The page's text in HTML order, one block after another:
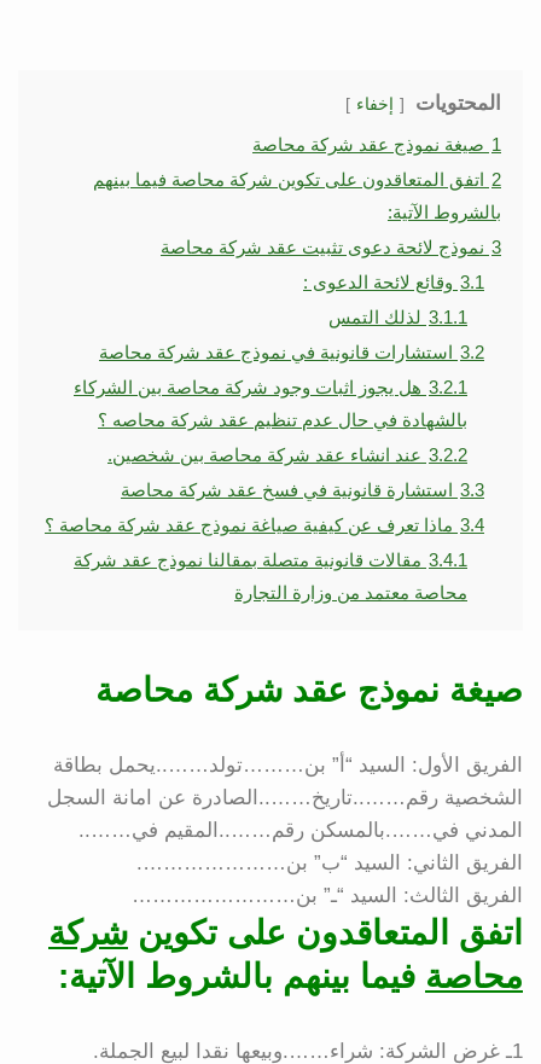
المحتويات إخفاء
1 صيغة نموذج عقد شركة محاصة
2 اتفق المتعاقدون على تكوين شركة محاصة فيما بينهم
بالشروط الآتية:
3 نموذج لائحة دعوى تثبيت عقد شركة محاصة
3.1 وقائع لائحة الدعوى :
3.1.1 لذلك التمس
3.2 استشارات قانونية في نموذج عقد شركة محاصة
3.2.1 هل يجوز اثبات وجود شركة محاصة بين الشركاء
بالشهادة في حال عدم تنظيم عقد شركة محاصه ؟
3.2.2 عند انشاء عقد شركة محاصة بين شخصين.
3.3 استشارة قانونية في فسخ عقد شركة محاصة
3.4 ماذا تعرف عن كيفية صياغة نموذج عقد شركة محاصة ؟
3.4.1 مقالات قانونية متصلة بمقالنا نموذج عقد شركة
محاصة معتمد من وزارة التجارة
صيغة نموذج عقد شركة محاصة
الفريق الأول: السيد “أ” بن………تولد……..يحمل بطاقة
الشخصية رقم……..تاريخ……..الصادرة عن امانة السجل
المدني في…….بالمسكن رقم……..المقيم في……..
الفريق الثاني: السيد “ب” بن………………….
الفريق الثالث: السيد “ـ” بن……………………
اتفق المتعاقدون على تكوين شركة
محاصة فيما بينهم بالشروط الآتية:
1ـ غرض الشركة: شراء…….وبيعها نقدا لبيع الجملة.